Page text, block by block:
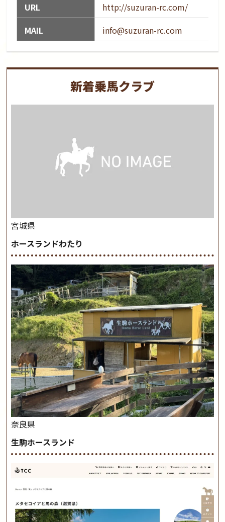
URL
http://suzuran-rc.com/
MAIL
info@suzuran-rc.com
新着乗馬クラブ
宮城県
ホースランドわたり
奈良県
生駒ホースランド